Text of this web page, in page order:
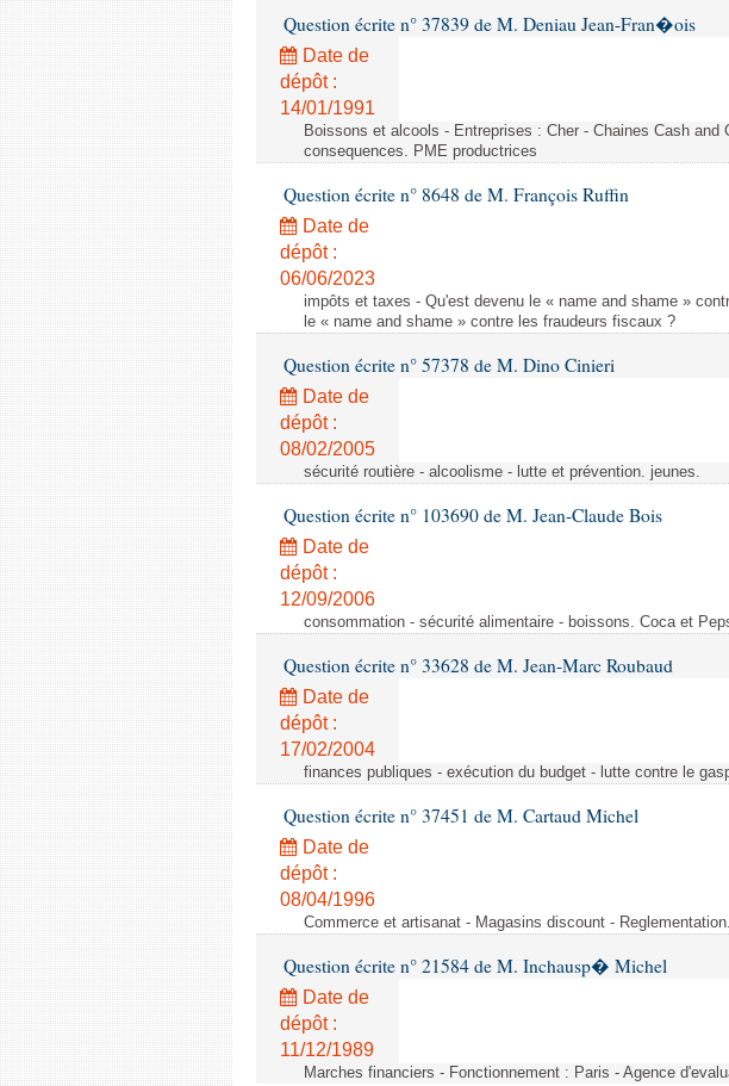
Question écrite n° 37839 de M. Deniau Jean-Fran�ois
Date de
dépôt :
14/01/1991
Boissons et alcools - Entreprises : Cher - Chaines Cash and
consequences. PME productrices
Question écrite n° 8648 de M. François Ruffin
Date de
dépôt :
06/06/2023
impôts et taxes - Qu'est devenu le « name and shame »
le « name and shame » contre les fraudeurs fiscaux ?
Question écrite n° 57378 de M. Dino Cinieri
Date de
dépôt :
08/02/2005
sécurité routière - alcoolisme - lutte et prévention. jeunes.
Question écrite n° 103690 de M. Jean-Claude Bois
Date de
dépôt :
12/09/2006
consommation - sécurité alimentaire - boissons. Coca et
Question écrite n° 33628 de M. Jean-Marc Roubaud
Date de
dépôt :
17/02/2004
finances publiques - exécution du budget - lutte contre le
Question écrite n° 37451 de M. Cartaud Michel
Date de
dépôt :
08/04/1996
Commerce et artisanat - Magasins discount - Reglementation.
Question écrite n° 21584 de M. Inchausp� Michel
Date de
dépôt :
11/12/1989
Marches financiers - Fonctionnement : Paris - Agence